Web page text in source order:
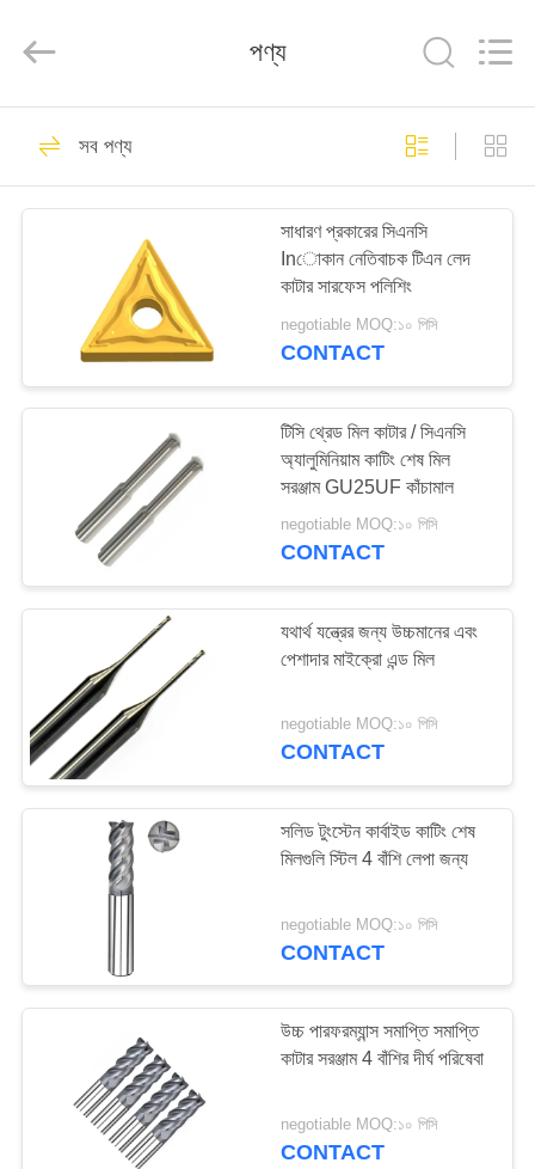
পণ্য
কারখানা
নিয়ন্ত্রণ
উদ্ধৃতির
জন্য
PRIVACY
POLICY
Manufacturing
Reserved.
কার্বাইড শেষ মিল কাটার
অ্যালুমিনিয়াম এন্ড মিলস
27
বল নাক শেষ মিল
35
কর্নার রেডিয়াস এন্ড মিল
পণ্য
সব পণ্য
সাধারণ প্রকারের সিএনসি
Inোকান নেতিবাচক টিএন লেদ
কাটার সারফেস পলিশিং
negotiable MOQ:১০ পিসি
CONTACT
টিসি থ্রেড মিল কাটার / সিএনসি
অ্যালুমিনিয়াম কাটিং শেষ মিল
সরঞ্জাম GU25UF কাঁচামাল
negotiable MOQ:১০ পিসি
CONTACT
যথার্থ যন্ত্রের জন্য উচ্চমানের এবং
পেশাদার মাইক্রো এন্ড মিল
negotiable MOQ:১০ পিসি
CONTACT
সলিড টুংস্টেন কার্বাইড কাটিং শেষ
মিলগুলি স্টিল 4 বাঁশি লেপা জন্য
negotiable MOQ:১০ পিসি
CONTACT
উচ্চ পারফরম্যান্স সমাপ্তি সমাপ্তি
কাটার সরঞ্জাম 4 বাঁশির দীর্ঘ পরিষেবা
negotiable MOQ:১০ পিসি
CONTACT